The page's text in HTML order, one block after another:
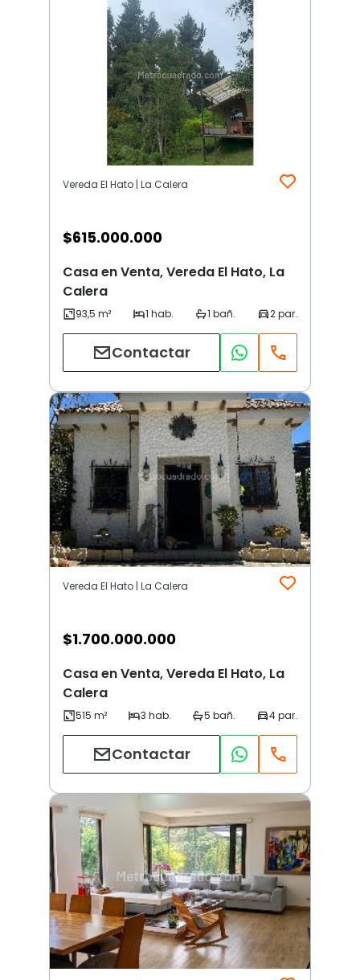
Vereda El Hato | La Calera
$615.000.000
Casa en Venta, Vereda El Hato, La
Calera
Contactar
Vereda El Hato | La Calera
$1.700.000.000
Casa en Venta, Vereda El Hato, La
Calera
Contactar